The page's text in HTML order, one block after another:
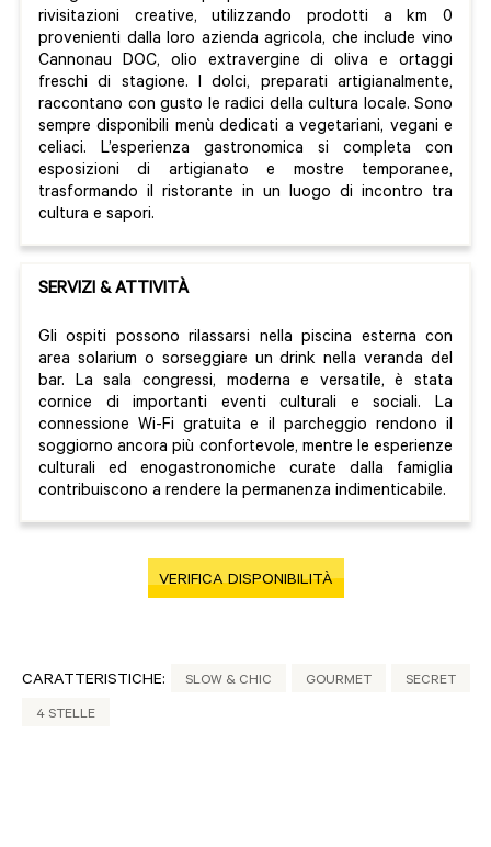
rivisitazioni creative, utilizzando prodotti a km 0
provenienti dalla loro azienda agricola, che include vino
Cannonau DOC, olio extravergine di oliva e ortaggi
freschi di stagione. I dolci, preparati artigianalmente,
raccontano con gusto le radici della cultura locale. Sono
sempre disponibili menù dedicati a vegetariani, vegani e
celiaci. L’esperienza gastronomica si completa con
esposizioni di artigianato e mostre temporanee,
trasformando il ristorante in un luogo di incontro tra
cultura e sapori.
SERVIZI & ATTIVITÀ
Gli ospiti possono rilassarsi nella piscina esterna con
area solarium o sorseggiare un drink nella veranda del
bar. La sala congressi, moderna e versatile, è stata
cornice di importanti eventi culturali e sociali. La
connessione Wi-Fi gratuita e il parcheggio rendono il
soggiorno ancora più confortevole, mentre le esperienze
culturali ed enogastronomiche curate dalla famiglia
contribuiscono a rendere la permanenza indimenticabile.
VERIFICA DISPONIBILITÀ
CARATTERISTICHE: SLOW & CHIC GOURMET SECRET
4 STELLE